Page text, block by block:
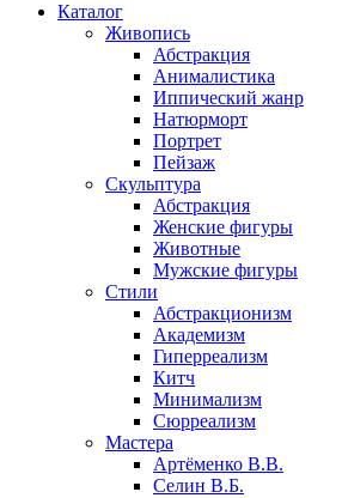
Каталог
Живопись
Абстракция
Анималистика
Иппический жанр
Натюрморт
Портрет
Пейзаж
Скульптура
Абстракция
Женские фигуры
Животные
Мужские фигуры
Стили
Абстракционизм
Академизм
Гиперреализм
Китч
Минимализм
Сюрреализм
Мастера
Артёменко В.В.
Селин В.Б.